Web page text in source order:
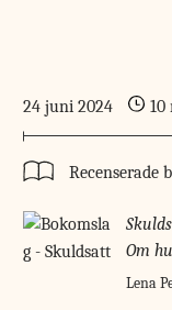
24 juni 2024 10
Recenserade
Om
Lena